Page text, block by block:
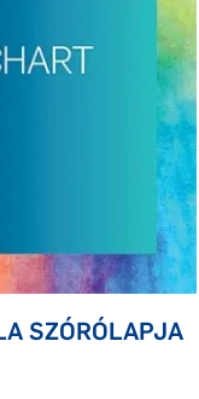
SZÓRÓLAPJA